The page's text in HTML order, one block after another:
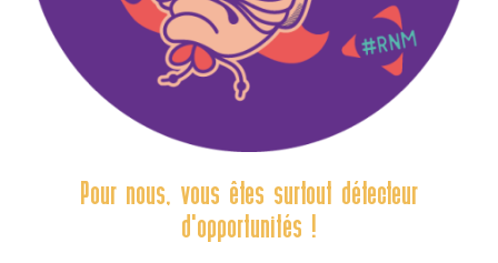
Pour nous, vous êtes surtout détecteur
d'opportunités !